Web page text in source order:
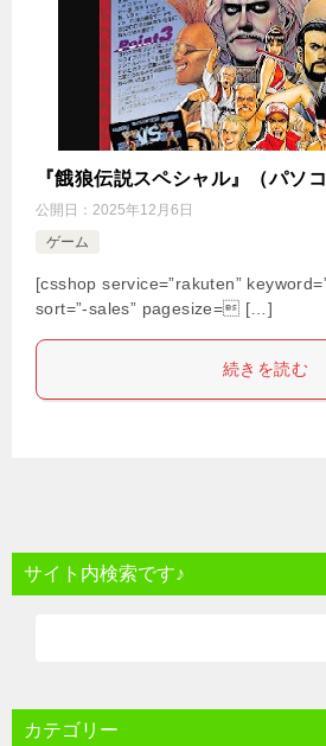
『餓狼伝説スペシャル』（パソ
公開日： 2025年12月6日
ゲーム
[csshop service=”rakuten”
sort=”-sales” pagesize= […]
続きを読む
サイト内検索です♪
カテゴリー